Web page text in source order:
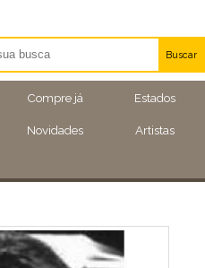
Compre já Estados
Novidades Artistas
Buscar
Artistas
Eventos